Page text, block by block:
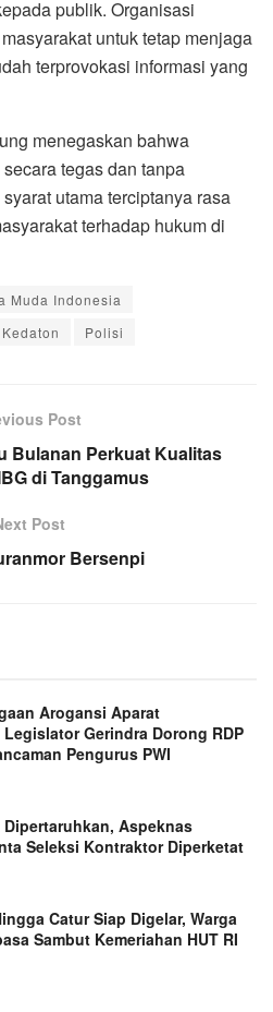
publik. Organisasi
untuk tetap menjaga
terprovokasi informasi yang
menegaskan bahwa
tegas dan tanpa
utama terciptanya rasa
terhadap hukum di
Muda Indonesia
Kedaton Polisi
Post
Bulanan Perkuat Kualitas
di Tanggamus
Post
Bersenpi
Arogansi Aparat
Gerindra Dorong RDP
Pengurus PWI
Dipertaruhkan, Aspeknas
Seleksi Kontraktor Diperketat
Catur Siap Digelar, Warga
Sambut Kemeriahan HUT RI